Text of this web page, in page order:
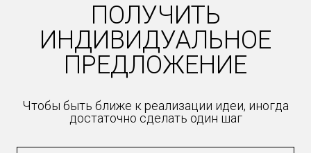
ПОЛУЧИТЬ
ИНДИВИДУАЛЬНОЕ
ПРЕДЛОЖЕНИЕ
Чтобы быть ближе к реализации идеи, иногда
достаточно сделать один шаг